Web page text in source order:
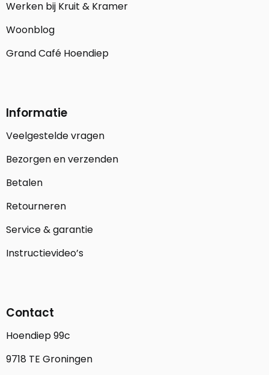
Werken bij Kruit & Kramer
Woonblog
Grand Café Hoendiep
Informatie
Veelgestelde vragen
Bezorgen en verzenden
Betalen
Retourneren
Service & garantie
Instructievideo’s
Contact
Hoendiep 99c
9718 TE Groningen